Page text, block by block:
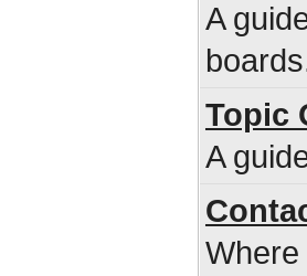
A
Topic
A